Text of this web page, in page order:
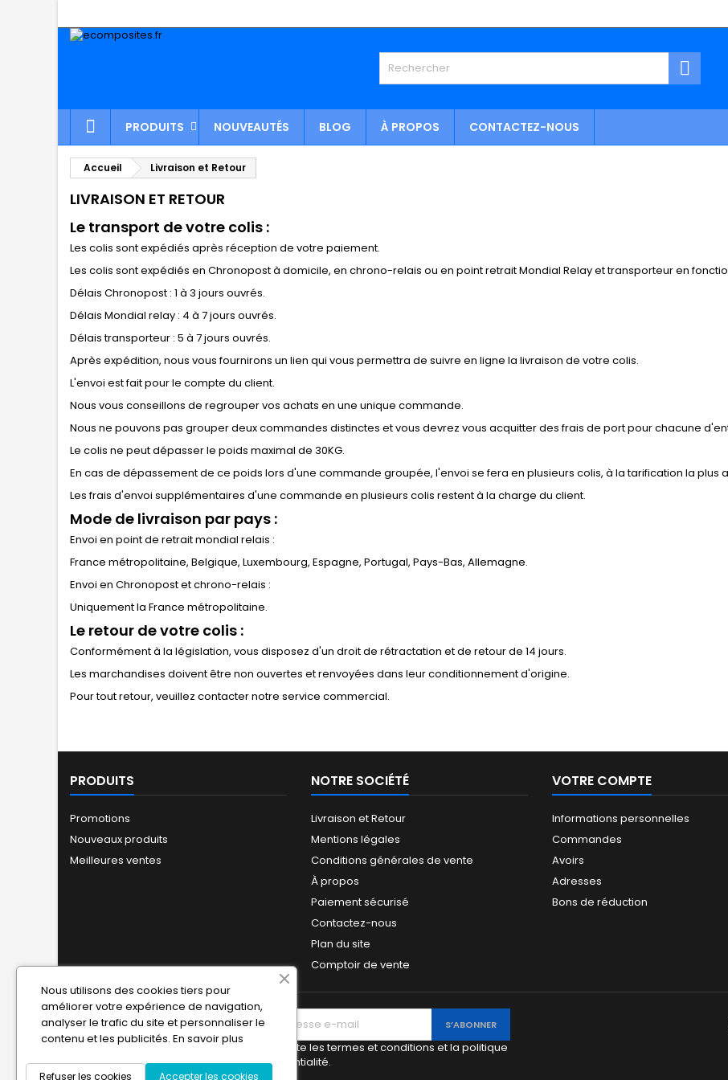

PRODUITS NOUVEAUTÉS BLOG À PROPOS CONTACTEZ-NOUS
Accueil Livraison et Retour
LIVRAISON ET RETOUR
Le transport de votre colis :
Les colis sont expédiés après réception de votre paiement.
Les colis sont expédiés en Chronopost à domicile, en chrono-relais ou en point retrait Mondial Relay et transporteur en
Délais Chronopost : 1 à 3 jours ouvrés.
Délais Mondial relay : 4 à 7 jours ouvrés.
Délais transporteur : 5 à 7 jours ouvrés.
Après expédition, nous vous fournirons un lien qui vous permettra de suivre en ligne la livraison de votre colis.
L'envoi est fait pour le compte du client.
Nous vous conseillons de regrouper vos achats en une unique commande.
Nous ne pouvons pas grouper deux commandes distinctes et vous devrez vous acquitter des frais de port pour chacune
Le colis ne peut dépasser le poids maximal de 30KG.
En cas de dépassement de ce poids lors d'une commande groupée, l'envoi se fera en plusieurs colis, à la tarification la plus
Les frais d'envoi supplémentaires d'une commande en plusieurs colis restent à la charge du client.
Mode de livraison par pays :
Envoi en point de retrait mondial relais :
France métropolitaine, Belgique, Luxembourg, Espagne, Portugal, Pays-Bas, Allemagne.
Envoi en Chronopost et chrono-relais :
Uniquement la France métropolitaine.
Le retour de votre colis :
Conformément à la législation, vous disposez d'un droit de rétractation et de retour de 14 jours.
Les marchandises doivent être non ouvertes et renvoyées dans leur conditionnement d'origine.
Pour tout retour, veuillez contacter notre service commercial.
PRODUITS
Promotions
Nouveaux produits
Meilleures ventes
NOTRE SOCIÉTÉ
Livraison et Retour
Mentions légales
Conditions générales de vente
À propos
Paiement sécurisé
Contactez-nous
Plan du site
Comptoir de vente
VOTRE COMPTE
Informations personnelles
Commandes
Avoirs
Adresses
Bons de réduction
LETTRE D'INFORMATIONS
J'accepte les termes et conditions et la politique
de confidentialité.
Nous utilisons des cookies tiers pour
améliorer votre expérience de navigation,
analyser le trafic du site et personnaliser le
contenu et les publicités. En savoir plus
Accepter les cookies
Refuser les cookies